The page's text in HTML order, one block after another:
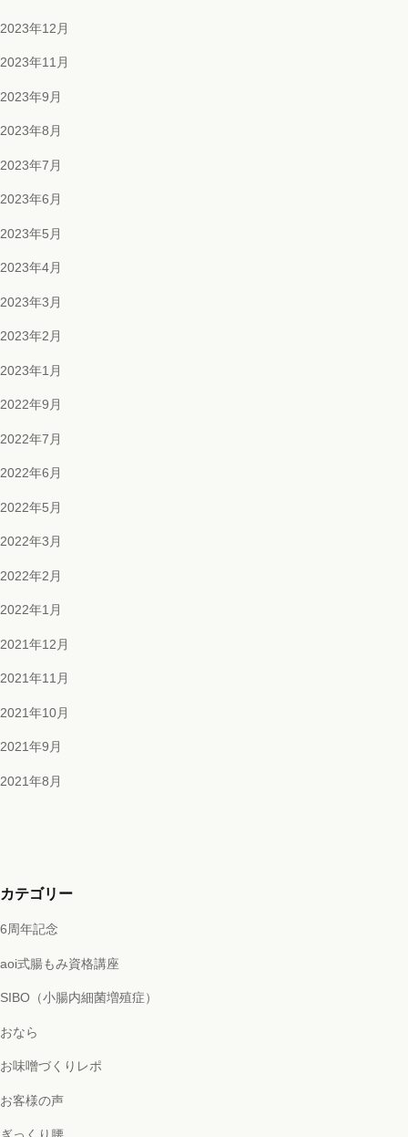
2023年12月
2023年11月
2023年9月
2023年8月
2023年7月
2023年6月
2023年5月
2023年4月
2023年3月
2023年2月
2023年1月
2022年9月
2022年7月
2022年6月
2022年5月
2022年3月
2022年2月
2022年1月
2021年12月
2021年11月
2021年10月
2021年9月
2021年8月
カテゴリー
6周年記念
aoi式腸もみ資格講座
SIBO（小腸内細菌増殖症）
おなら
お味噌づくりレポ
お客様の声